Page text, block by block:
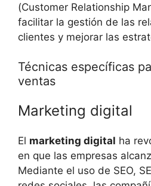
(Customer Relationship
facilitar la gestión de las
clientes y mejorar las
Técnicas⁣ específicas⁢
ventas
Marketing digital
El marketing digital ⁤ha
en que las empresas
Mediante el⁤ uso de ‍SEO,​